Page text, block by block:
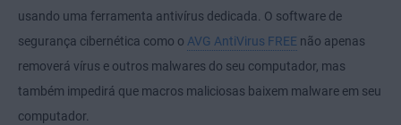
usando uma ferramenta antivírus dedicada. O software de
segurança cibernética como o AVG AntiVirus FREE não apenas
removerá vírus e outros malwares do seu computador, mas
também impedirá que macros maliciosas baixem malware em seu
computador.